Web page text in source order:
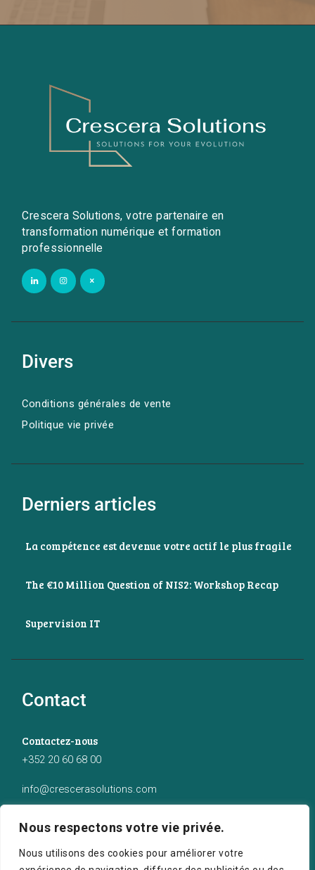
Nous respectons votre vie privée.
Nous utilisons des cookies pour améliorer votre
Crescera Solutions, votre partenaire en
transformation numérique et formation
professionnelle
Divers
Conditions générales de vente
Politique vie privée
Derniers articles
La compétence est devenue votre actif le plus fragile
The €10 Million Question of NIS2: Workshop Recap
Supervision IT
Contact
Contactez-nous
+352 20 60 68 00
info@crescerasolutions.com
50 route d’Esch (2ème étage), Luxembourg